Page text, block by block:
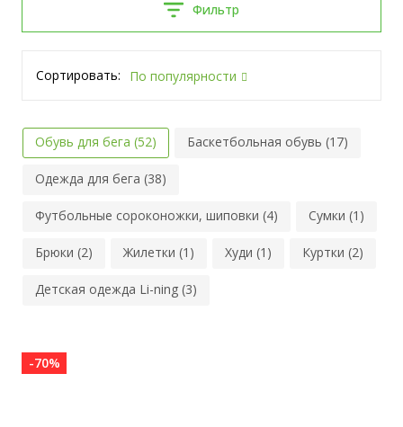
Фильтр
Сортировать: По популярности
Обувь для бега (52) Баскетбольная обувь (17)
Одежда для бега (38)
Футбольные сороконожки, шиповки (4) Сумки (1)
Брюки (2) Жилетки (1) Худи (1) Куртки (2)
Детская одежда Li-ning (3)
-70%